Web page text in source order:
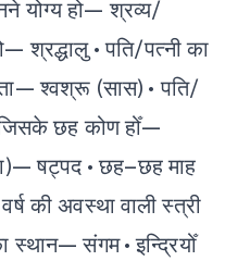
योग्य हो— श्रव्य/
श्रद्धालु • पति/पत्नी का
श्वश्रू (सास) • पति/
छह कोण होँ—
षट्पद • छह–छह माह
की अवस्था वाली स्त्री
स्थान— संगम • इन्द्रियोँ